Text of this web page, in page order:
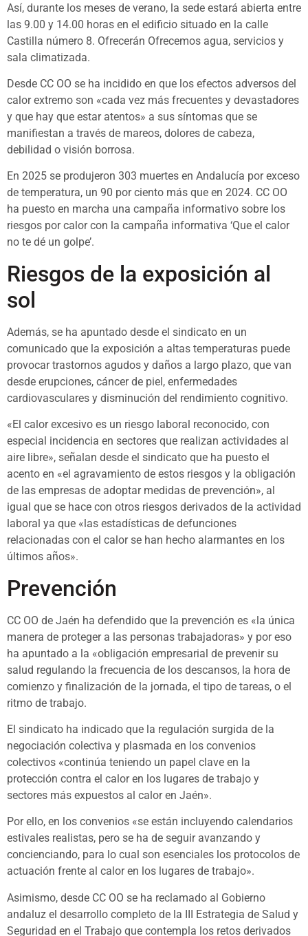
Así, durante los meses de verano, la sede estará abierta entre
las 9.00 y 14.00 horas en el edificio situado en la calle
Castilla número 8. Ofrecerán Ofrecemos agua, servicios y
sala climatizada.
Desde CC OO se ha incidido en que los efectos adversos del
calor extremo son «cada vez más frecuentes y devastadores
y que hay que estar atentos» a sus síntomas que se
manifiestan a través de mareos, dolores de cabeza,
debilidad o visión borrosa.
En 2025 se produjeron 303 muertes en Andalucía por exceso
de temperatura, un 90 por ciento más que en 2024. CC OO
ha puesto en marcha una campaña informativo sobre los
riesgos por calor con la campaña informativa ‘Que el calor
no te dé un golpe’.
Riesgos de la exposición al
sol
Además, se ha apuntado desde el sindicato en un
comunicado que la exposición a altas temperaturas puede
provocar trastornos agudos y daños a largo plazo, que van
desde erupciones, cáncer de piel, enfermedades
cardiovasculares y disminución del rendimiento cognitivo.
«El calor excesivo es un riesgo laboral reconocido, con
especial incidencia en sectores que realizan actividades al
aire libre», señalan desde el sindicato que ha puesto el
acento en «el agravamiento de estos riesgos y la obligación
de las empresas de adoptar medidas de prevención», al
igual que se hace con otros riesgos derivados de la actividad
laboral ya que «las estadísticas de defunciones
relacionadas con el calor se han hecho alarmantes en los
últimos años».
Prevención
CC OO de Jaén ha defendido que la prevención es «la única
manera de proteger a las personas trabajadoras» y por eso
ha apuntado a la «obligación empresarial de prevenir su
salud regulando la frecuencia de los descansos, la hora de
comienzo y finalización de la jornada, el tipo de tareas, o el
ritmo de trabajo.
El sindicato ha indicado que la regulación surgida de la
negociación colectiva y plasmada en los convenios
colectivos «continúa teniendo un papel clave en la
protección contra el calor en los lugares de trabajo y
sectores más expuestos al calor en Jaén».
Por ello, en los convenios «se están incluyendo calendarios
estivales realistas, pero se ha de seguir avanzando y
concienciando, para lo cual son esenciales los protocolos de
actuación frente al calor en los lugares de trabajo».
Asimismo, desde CC OO se ha reclamado al Gobierno
andaluz el desarrollo completo de la III Estrategia de Salud y
Seguridad en el Trabajo que contempla los retos derivados